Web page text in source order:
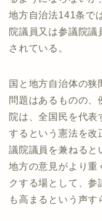
地方自治法141条で
院議員又は参議院議
されている。
国と地方自治体の狭
問題はあるものの、
院は、全国民を代
するという憲法を改
議院議員を兼ねると
地方の意見がより重
クする場として、参
も高まるという声す